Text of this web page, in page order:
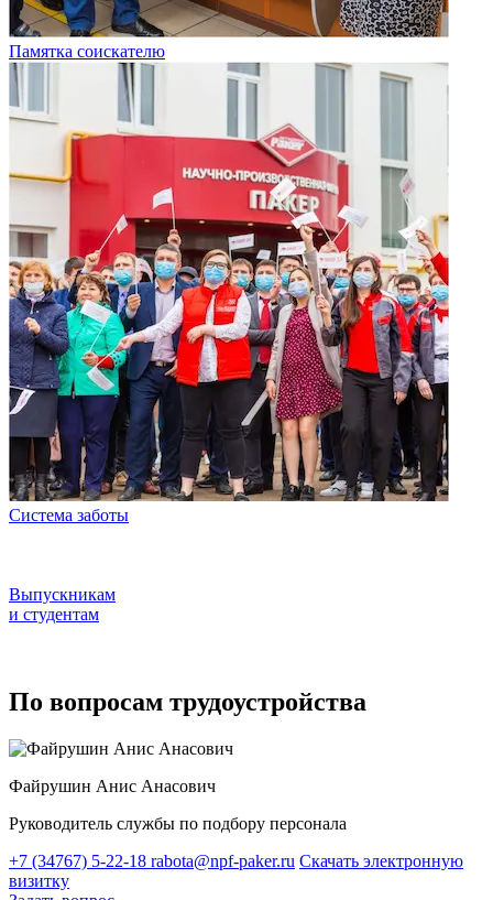
Памятка соискателю
Система заботы
Выпускникам
и студентам
По вопросам трудоустройства
Файрушин Анис Анасович
Руководитель службы по подбору персонала
+7 (34767) 5-22-18 rabota@npf-paker.ru Скачать электронную
визитку